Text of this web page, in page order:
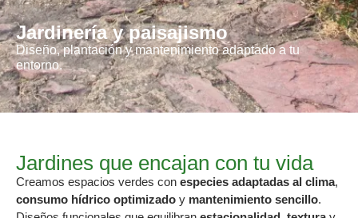
Jardinería y paisajismo
Diseño, plantación y mantenimiento adaptado a tu
entorno.
Jardines que encajan con tu vida
Creamos espacios verdes con especies adaptadas al clima,
consumo hídrico optimizado y mantenimiento sencillo.